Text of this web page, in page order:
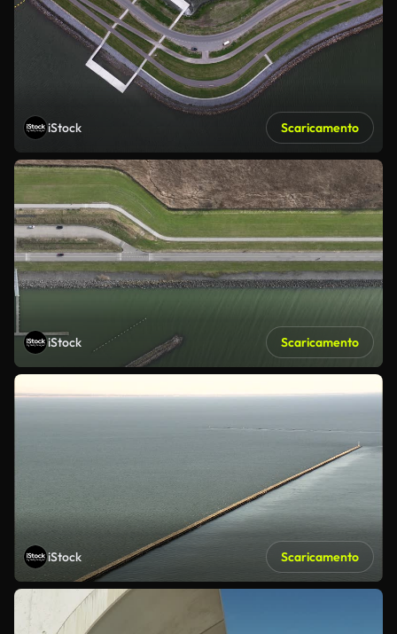
iStock Scaricamento
iStock Scaricamento
iStock Scaricamento